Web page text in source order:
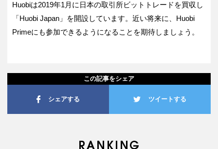
Huobiは2019年1月に日本の取引所ビットトレードを買収し
「Huobi Japan」を開設しています。近い将来に、Huobi
Primeにも参加できるようになることを期待しましょう。
この記事をシェア
シェアする ツイートする